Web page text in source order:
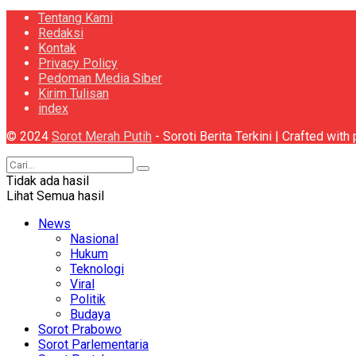
Tentang Kami
Redaksi
Kontak
Privacy Policy
Pedoman Media Siber
Kirim Tulisan
index
© 2024 Sorot Merah Putih - Soroti Berita Terkini | Crafted with
Tidak ada hasil
Lihat Semua hasil
News
Nasional
Hukum
Teknologi
Viral
Politik
Budaya
Sorot Prabowo
Sorot Parlementaria